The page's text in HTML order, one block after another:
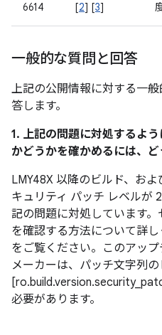
6614
[2] [3]
一般的な質問と回答
上記の公開情報に対する一
答します。
1. 上記の問題に対処するよ
かどうかを確かめるには、
LMY48X 以降のビルド、お
キュリティ パッチ レベルが
記の問題に対処しています
を確認する方法について詳し
をご覧ください。このアッ
メーカーは、パッチ文字列の
必要があります。